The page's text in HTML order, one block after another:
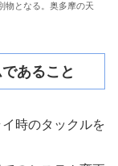
物となる。奥多摩の天
あること
時のタックルを